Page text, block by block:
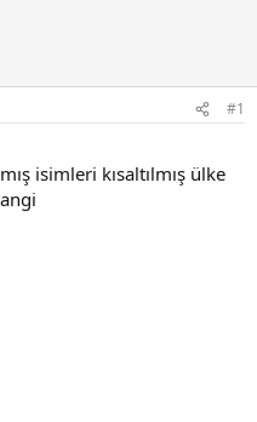
#1
isimleri kısaltılmış ülke